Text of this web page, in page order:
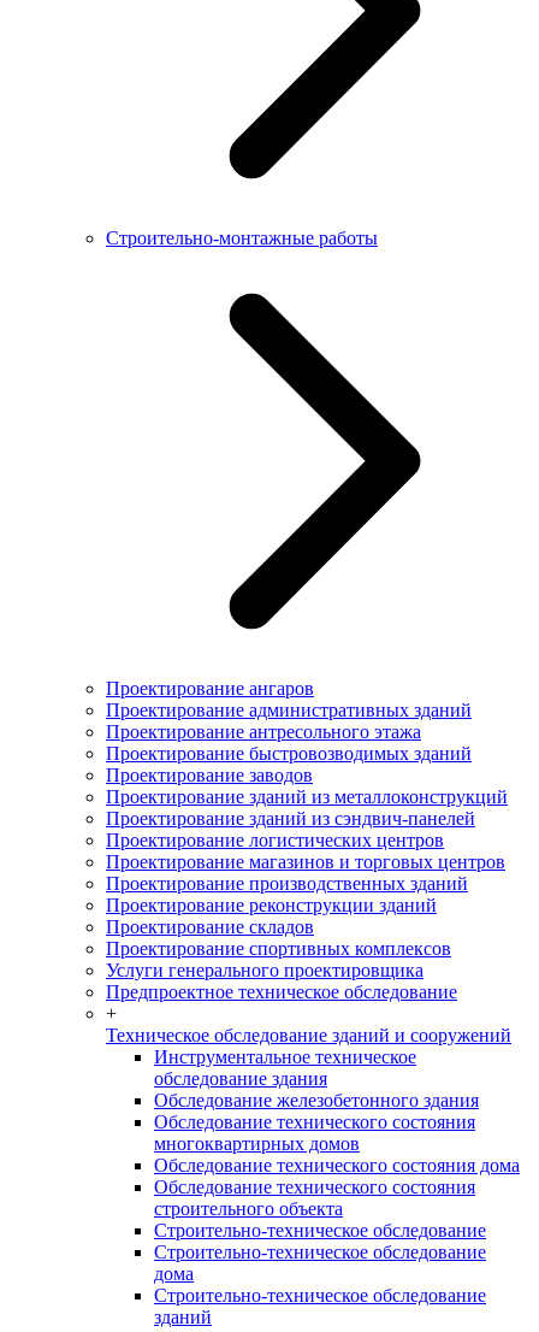
Строительно-монтажные работы
Проектирование ангаров
Проектирование административных зданий
Проектирование антресольного этажа
Проектирование быстровозводимых зданий
Проектирование заводов
Проектирование зданий из металлоконструкций
Проектирование зданий из сэндвич-панелей
Проектирование логистических центров
Проектирование магазинов и торговых центров
Проектирование производственных зданий
Проектирование реконструкции зданий
Проектирование складов
Проектирование спортивных комплексов
Услуги генерального проектировщика
Предпроектное техническое обследование
+
Техническое обследование зданий и сооружений
Инструментальное техническое
обследование здания
Обследование железобетонного здания
Обследование технического состояния
многоквартирных домов
Обследование технического состояния дома
Обследование технического состояния
строительного объекта
Строительно-техническое обследование
Строительно-техническое обследование
дома
Строительно-техническое обследование
зданий